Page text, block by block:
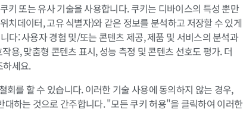
번역
쥐 - 전신
키 또는 유사 기술을 사용합니다. 쿠키는 디바이스의 특성 뿐만
치데이터, 고유 식별자)와 같은 정보를 분석하고 저장할 수 있게
다: 사용자 경험 및/또는 콘텐츠 제공, 제품 및 서비스의 분석과
용, 맞춤형 콘텐츠 표시, 성능 측정 및 콘텐츠 선호도 평가. 더
하세요.
를 할 수 있습니다. 이러한 기술 사용에 동의하지 않는 경우,
하는 것으로 간주합니다. "모든 쿠키 허용"을 클릭하여 이러한